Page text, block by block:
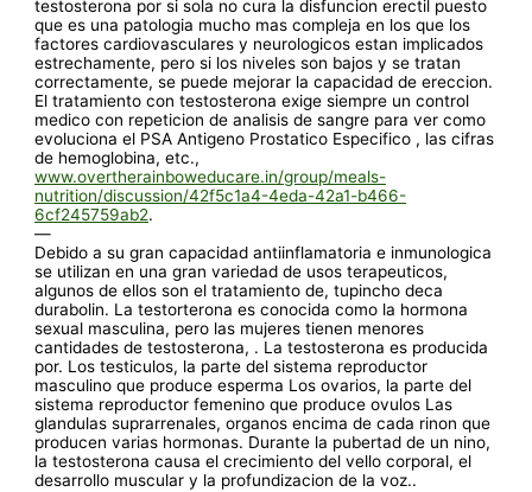
testosterona por si sola no cura la disfuncion erectil puesto
que es una patologia mucho mas compleja en los que los
factores cardiovasculares y neurologicos estan implicados
estrechamente, pero si los niveles son bajos y se tratan
correctamente, se puede mejorar la capacidad de ereccion.
El tratamiento con testosterona exige siempre un control
medico con repeticion de analisis de sangre para ver como
evoluciona el PSA Antigeno Prostatico Especifico , las cifras
de hemoglobina, etc.,
www.overtherainboweducare.in/group/meals-
nutrition/discussion/42f5c1a4-4eda-42a1-b466-
6cf245759ab2.
—
Debido a su gran capacidad antiinflamatoria e inmunologica
se utilizan en una gran variedad de usos terapeuticos,
algunos de ellos son el tratamiento de, tupincho deca
durabolin. La testorterona es conocida como la hormona
sexual masculina, pero las mujeres tienen menores
cantidades de testosterona, . La testosterona es producida
por. Los testiculos, la parte del sistema reproductor
masculino que produce esperma Los ovarios, la parte del
sistema reproductor femenino que produce ovulos Las
glandulas suprarrenales, organos encima de cada rinon que
producen varias hormonas. Durante la pubertad de un nino,
la testosterona causa el crecimiento del vello corporal, el
desarrollo muscular y la profundizacion de la voz..